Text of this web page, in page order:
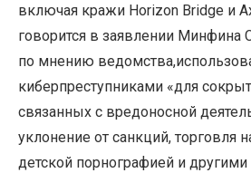
включая кражи Horizon Bridge и
говорится в заявлении Минфина
по мнению
киберпреступниками «для
связанных с вредоносной
уклонение от санкций, торговля
детской порнографией и